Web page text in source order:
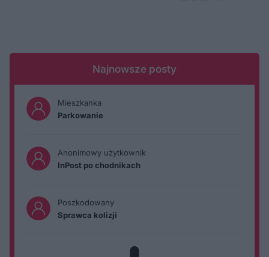
Najnowsze posty
Mieszkanka
Parkowanie
Anonimowy użytkownik
InPost po chodnikach
Poszkodowany
Sprawca kolizji